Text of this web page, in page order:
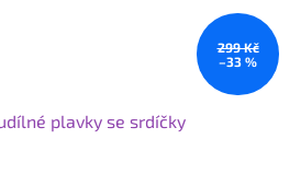
299 Kč
–33 %
plavky se srdíčky